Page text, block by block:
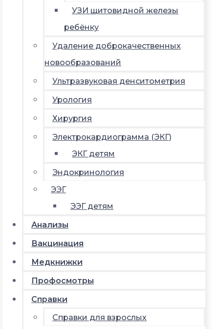
УЗИ щитовидной железы
ребёнку
Удаление доброкачественных
новообразований
Ультразвуковая денситометрия
Урология
Хирургия
Электрокардиограмма (ЭКГ)
ЭКГ детям
Эндокринология
ЭЭГ
ЭЭГ детям
Анализы
Вакцинация
Медкнижки
Профосмотры
Справки
Справки для взрослых